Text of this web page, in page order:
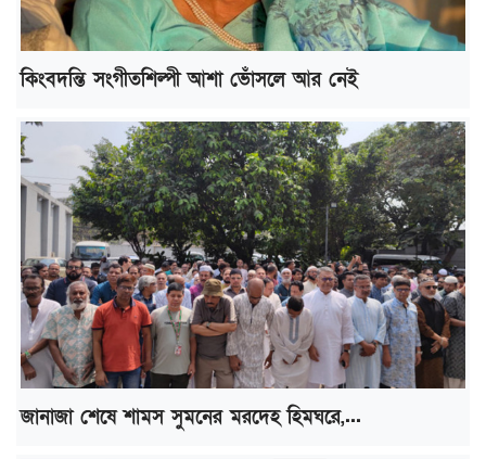
কিংবদন্তি সংগীতশিল্পী আশা ভোঁসলে আর নেই
জানাজা শেষে শামস সুমনের মরদেহ হিমঘরে,...